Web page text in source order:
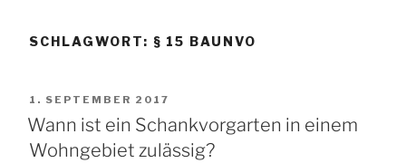
SCHLAGWORT: § 15 BAUNVO
VERÖFFENTLICHT
AM
1. SEPTEMBER 2017
Wann ist ein Schankvorgarten in einem
Wohngebiet zulässig?